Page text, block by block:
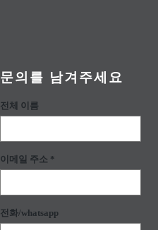
문의를 남겨주세요
전체 이름
이메일 주소 *
전화/whatsapp